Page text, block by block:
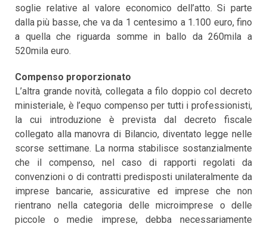
soglie relative al valore economico dell’atto. Si parte
dalla più basse, che va da 1 centesimo a 1.100 euro, fino
a quella che riguarda somme in ballo da 260mila a
520mila euro.
Compenso proporzionato
L’altra grande novità, collegata a filo doppio col decreto
ministeriale, è l’equo compenso per tutti i professionisti,
la cui introduzione è prevista dal decreto fiscale
collegato alla manovra di Bilancio, diventato legge nelle
scorse settimane. La norma stabilisce sostanzialmente
che il compenso, nel caso di rapporti regolati da
convenzioni o di contratti predisposti unilateralmente da
imprese bancarie, assicurative ed imprese che non
rientrano nella categoria delle microimprese o delle
piccole o medie imprese, debba necessariamente